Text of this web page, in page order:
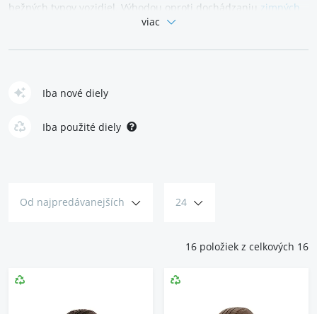
bežných typov vozidiel. Výhodou oproti dochádzaniu zimných
je, že vzorka nezmäkne ani v horúčave – vďaka čomu
vynikajúcej kvalite a za skvelú cenu.
celoročné pneumatiky, ktoré majú solídne jazdné vlastnosti vo
viac
Iba nové diely
Iba použité diely
Od najpredávanejších 24
16 položiek z celkových 16